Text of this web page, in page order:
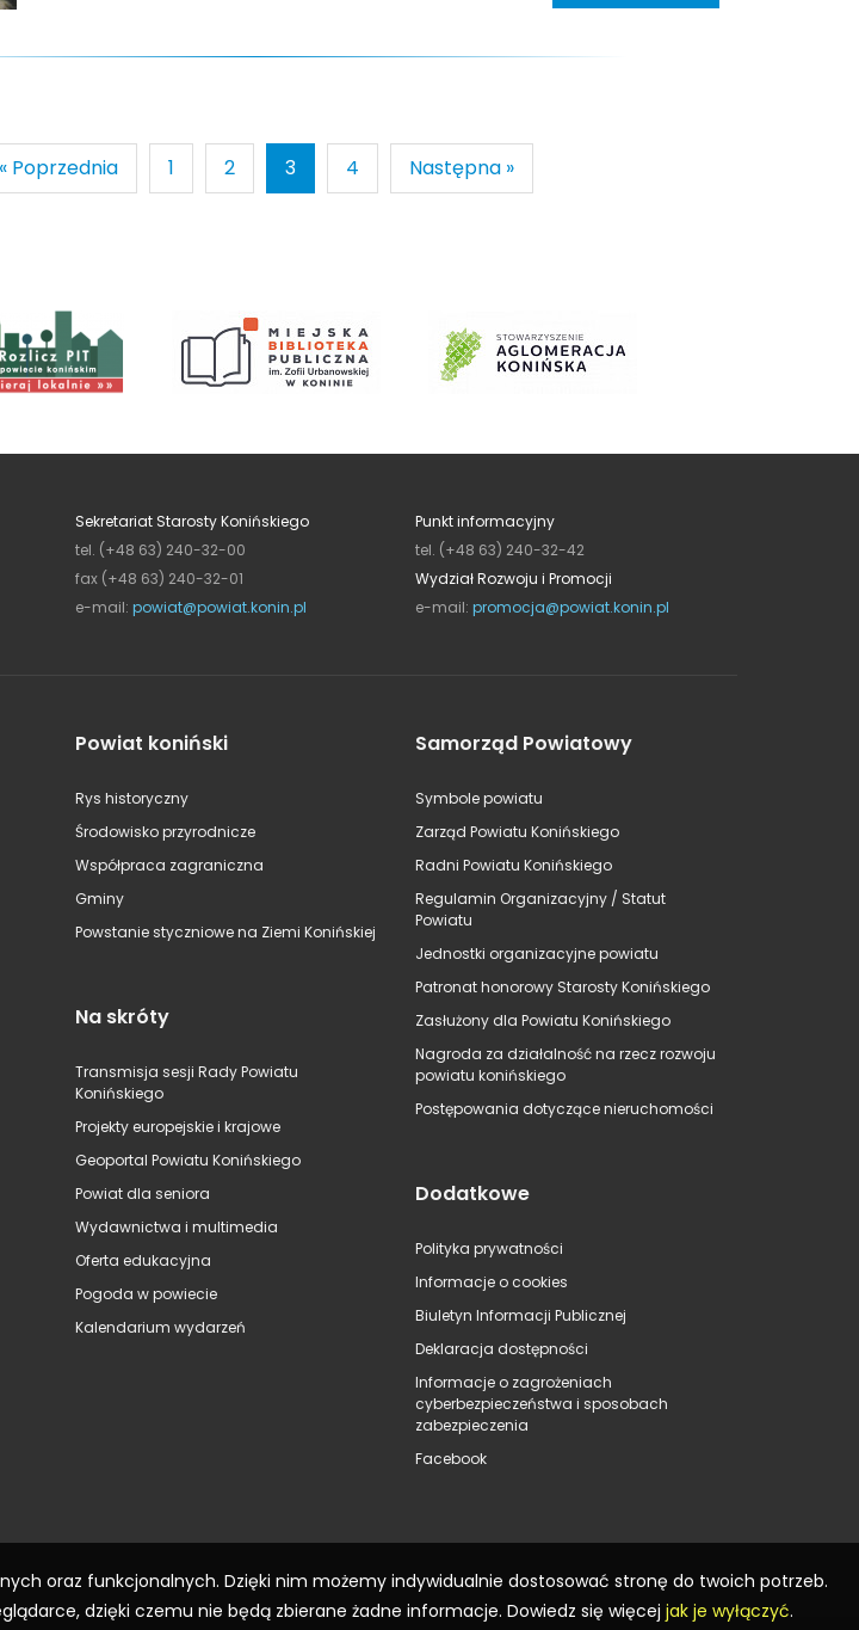
« Poprzednia 1 2 3 4 Następna »
Sekretariat Starosty Konińskiego
tel. (+48 63) 240-32-00
fax (+48 63) 240-32-01
e-mail: powiat@powiat.konin.pl
Punkt informacyjny
tel. (+48 63) 240-32-42
Wydział Rozwoju i Promocji
e-mail: promocja@powiat.konin.pl
Powiat koniński
Rys historyczny
Środowisko przyrodnicze
Współpraca zagraniczna
Gminy
Powstanie styczniowe na Ziemi Konińskiej
Na skróty
Transmisja sesji Rady Powiatu
Konińskiego
Projekty europejskie i krajowe
Geoportal Powiatu Konińskiego
Powiat dla seniora
Wydawnictwa i multimedia
Oferta edukacyjna
Pogoda w powiecie
Kalendarium wydarzeń
Samorząd Powiatowy
Symbole powiatu
Zarząd Powiatu Konińskiego
Radni Powiatu Konińskiego
Regulamin Organizacyjny / Statut
Powiatu
Jednostki organizacyjne powiatu
Patronat honorowy Starosty Konińskiego
Zasłużony dla Powiatu Konińskiego
Nagroda za działalność na rzecz rozwoju
powiatu konińskiego
Postępowania dotyczące nieruchomości
Dodatkowe
Polityka prywatności
Informacje o cookies
Biuletyn Informacji Publicznej
Deklaracja dostępności
Informacje o zagrożeniach
cyberbezpieczeństwa i sposobach
zabezpieczenia
Facebook
oraz funkcjonalnych. Dzięki nim możemy indywidualnie dostosować stronę do twoich potrzeb.
dzięki czemu nie będą zbierane żadne informacje. Dowiedz się więcej jak je wyłączyć.